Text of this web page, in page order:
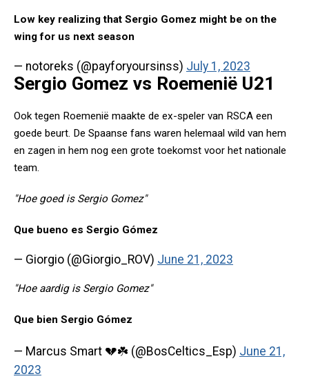
Low key realizing that Sergio Gomez might be on the
wing for us next season
— notoreks (@payforyoursinss) July 1, 2023
Sergio Gomez vs Roemenië U21
Ook tegen Roemenië maakte de ex-speler van RSCA een
goede beurt. De Spaanse fans waren helemaal wild van hem
en zagen in hem nog een grote toekomst voor het nationale
team.
"Hoe goed is Sergio Gomez"
Que bueno es Sergio Gómez
— Giorgio (@Giorgio_ROV) June 21, 2023
"Hoe aardig is Sergio Gomez"
Que bien Sergio Gómez
— Marcus Smart 💔☘️ (@BosCeltics_Esp) June 21,
2023